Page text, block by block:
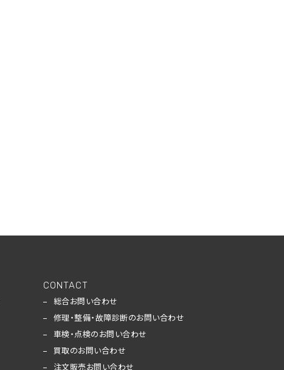
CONTACT
総合お問い合わせ
修理・整備・故障診断のお問い合わせ
車検・点検のお問い合わせ
買取のお問い合わせ
注文販売お問い合わせ